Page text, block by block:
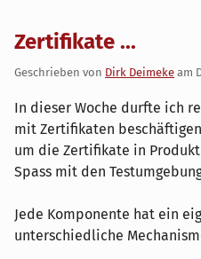
Zertifikate ...
Geschrieben von Dirk Deimeke am
In dieser Woche durfte ich
mit Zertifikaten
um die Zertifikate in
Spass mit den
Jede Komponente hat ein
unterschiedliche